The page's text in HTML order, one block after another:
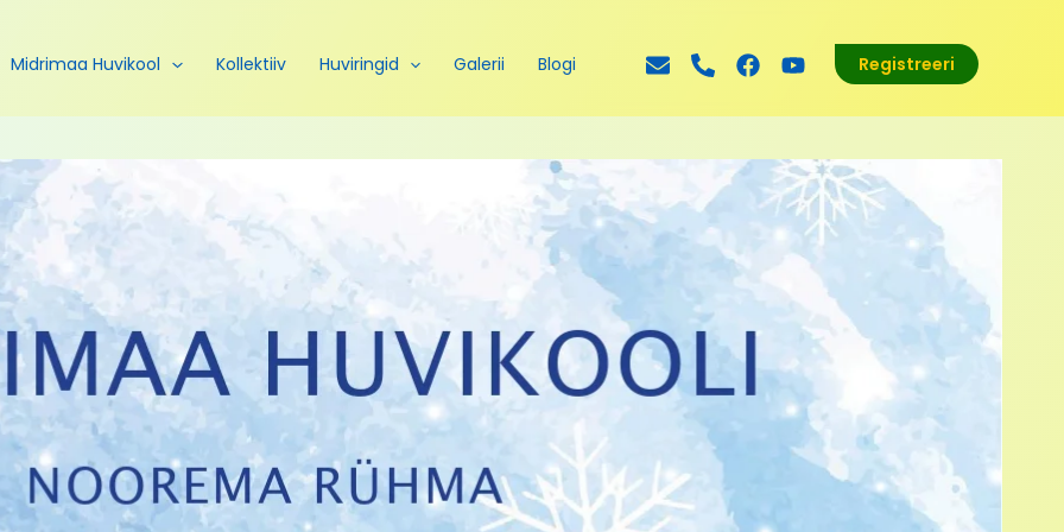
Midrimaa Huvikool Kollektiiv Huviringid Galerii Blogi Registreeri